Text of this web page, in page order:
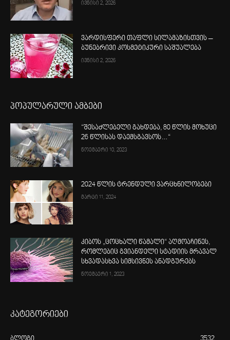
ივნისი 2, 2026
ვარდისფერი თაფლი სილამაზისთვის –
ბუნებრივი კოსმეტიკური საშუალება
ივნისი 2, 2026
პოპულარული ამბები
“შესაძლებელი გახდება, 80 წლის მოხუცი
26 წლისას დაემსგავსოს…“
ნოემბერი 10, 2023
2024 წლის ტრენდული ვარცხნილობები
მარტი 11, 2024
კიბოს „ცოცხალი წამალი“ აღმოაჩინეს,
რომლებიც გვიანდელი სტადიის მრავალ
სხვადასხვა სიმსივნეს ანადგურებს
ნოემბერი 1, 2023
კატეგორიები